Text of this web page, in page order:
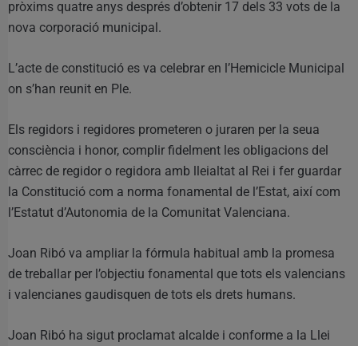
pròxims quatre anys després d’obtenir 17 dels 33 vots de la
nova corporació municipal.
L’acte de constitució es va celebrar en l’Hemicicle Municipal
on s’han reunit en Ple.
Els regidors i regidores prometeren o juraren per la seua
consciència i honor, complir fidelment les obligacions del
càrrec de regidor o regidora amb lleialtat al Rei i fer guardar
la Constitució com a norma fonamental de l’Estat, així com
l’Estatut d’Autonomia de la Comunitat Valenciana.
Joan Ribó va ampliar la fórmula habitual amb la promesa
de treballar per l’objectiu fonamental que tots els valencians
i valencianes gaudisquen de tots els drets humans.
Joan Ribó ha sigut proclamat alcalde i conforme a la Llei